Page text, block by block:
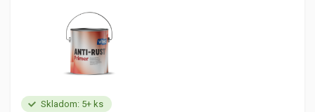
Skladom: 5+ ks